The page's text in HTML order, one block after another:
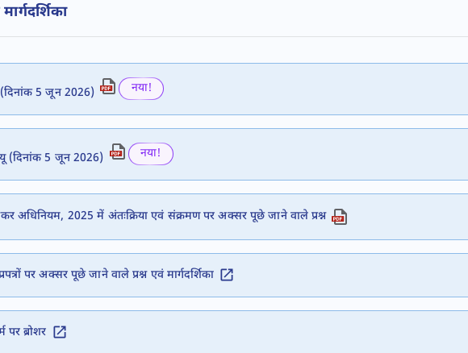
5 जून 2026) नया!
5 जून 2026) नया!
2025 में अंतःक्रिया एवं संक्रमण पर अक्सर पूछे जाने वाले प्रश्न
पर अक्सर पूछे जाने वाले प्रश्न एवं मार्गदर्शिका
ब्रोशर